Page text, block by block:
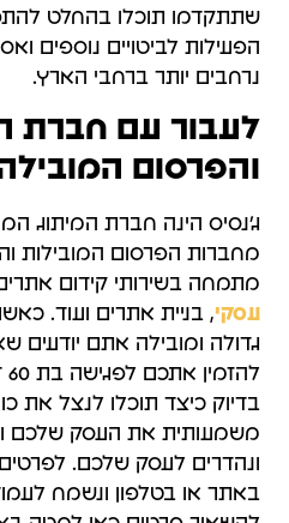
שתתקדמו תוכלו בהחלט
הפעילות לביטויים נוספים
נרחבים יותר ברחבי הארץ.
לעבור עם חברת
והפרסום
ג'נסיס הינה חברת המיתוג
מחברות הפרסום המובילות
מתמחה בשירותי קידום אתרים
עסקי, בניית אתרים ועוד.
גדולה ומובילה אתם יודעים
בדיוק כיצד תוכלו לנצל את
משמעותית את העסק שלכם
ונהדרים לעסק שלכם.
באתר או בטלפון ונשמח